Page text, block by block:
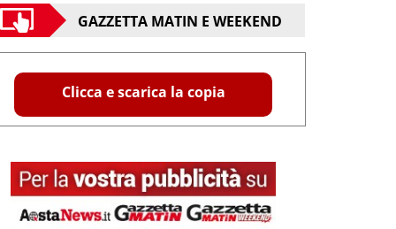
GAZZETTA MATIN E WEEKEND